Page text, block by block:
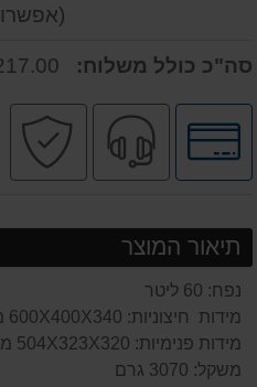
סה"כ כולל משלוח:
לחץ
לאפשרויות
תשלומים
שירות
מקצועי
תיאור המוצר
נפח: 60 ליטר
מידות חיצוניות: 600X400X340 מ"מ
מידות פנימיות: 504X323X320 מ"מ
משקל: 3070 גרם